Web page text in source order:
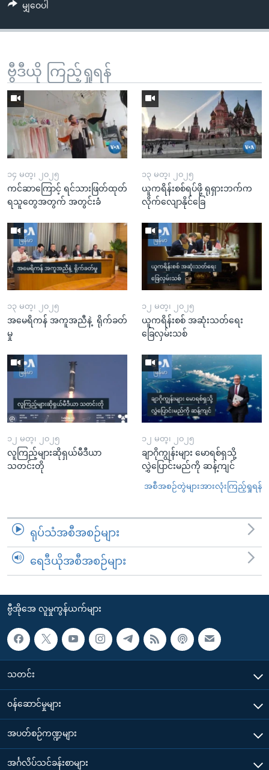
မျှဝေပါ
ဗွီဒီယို ကြည့်ရှုရန်
၁၄ မတ္၊ ၂၀၂၅
ကင်ဆာကြောင့် ရင်သားဖြတ်ထုတ်
ရသူတွေအတွက် အတွင်းခံ
၁၃ မတ္၊ ၂၀၂၅
ယူကရိန်းစစ်ရပ်ဖို့ ရုရှားဘက်က
လိုက်လျောနိုင်ခြေ
၁၃ မတ္၊ ၂၀၂၅
အမေရိကန် အကူအညီနဲ့ ရိုက်ခတ်
မှု
၁၂ မတ္၊ ၂၀၂၅
ယူကရိန်းစစ် အဆုံးသတ်ရေး
ခြေလှမ်းသစ်
၁၂ မတ္၊ ၂၀၂၅
လူကြည့်များဆိုရှယ်မီဒီယာ
သတင်းတို
၁၂ မတ္၊ ၂၀၂၅
ချာဂိုကျွန်းများ မောရစ်ရှသို့
လွှဲပြောင်းမည်ကို ဆန့်ကျင်
အစီအစဉ်တွဲများအားလုံးကြည့်ရှုရန်
ရုပ်သံအစီအစဉ်များ
ရေဒီယိုအစီအစဉ်များ
ဗွီအိုအေ လူမှုကွန်ယက်များ
သတင်း
၀န်ဆောင်မှုများ
အပတ်စဉ်ကဏ္ဍများ
အင်္ဂလိပ်သင်ခန်းစာများ